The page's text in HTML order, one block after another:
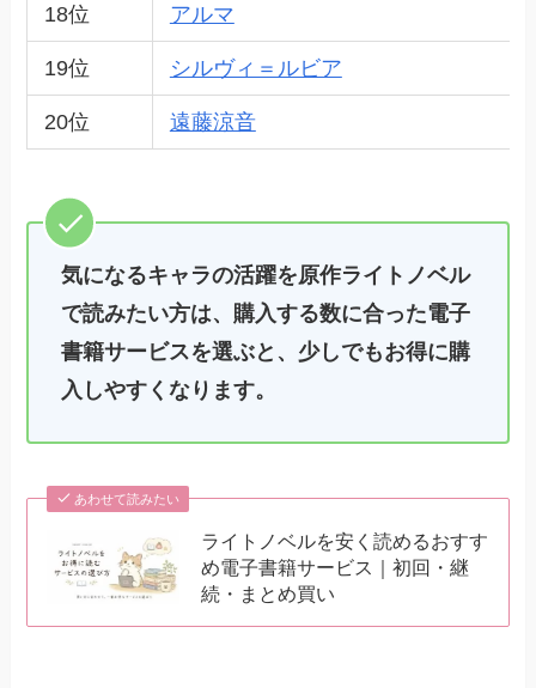
18位 アルマ
19位 シルヴィ＝ルビア
20位 遠藤涼音
気になるキャラの活躍を原作ライトノベル
で読みたい方は、購入する数に合った電子
書籍サービスを選ぶと、少しでもお得に購
入しやすくなります。
あわせて読みたい
ライトノベルを安く読めるおすす
め電子書籍サービス｜初回・継
続・まとめ買い